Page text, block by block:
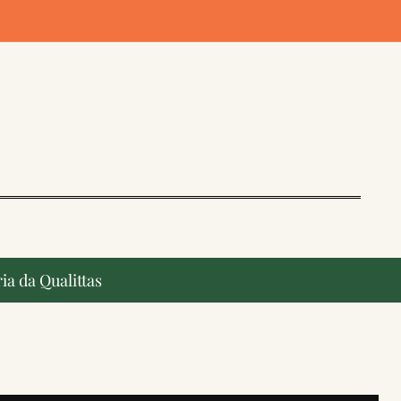
da Qualittasdestaque na imprensa